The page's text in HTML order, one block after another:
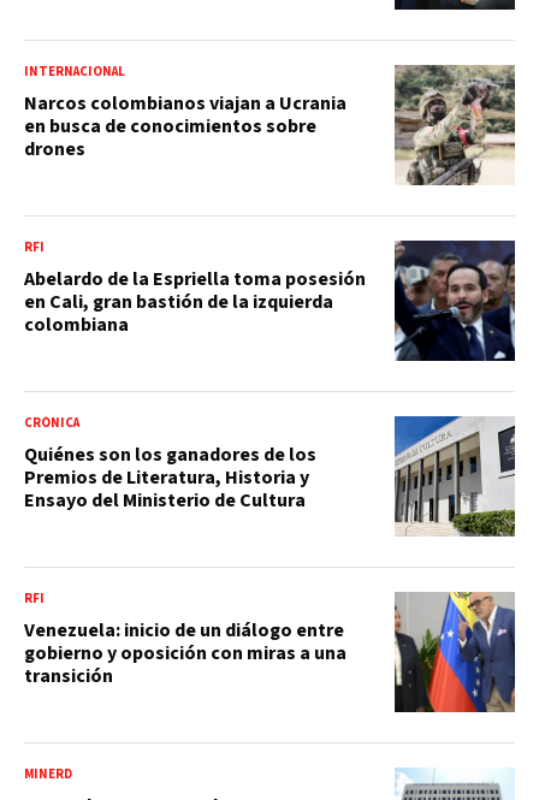
INTERNACIONAL
Narcos colombianos viajan a Ucrania
en busca de conocimientos sobre
drones
RFI
Abelardo de la Espriella toma posesión
en Cali, gran bastión de la izquierda
colombiana
CRÓNICA
Quiénes son los ganadores de los
Premios de Literatura, Historia y
Ensayo del Ministerio de Cultura
RFI
Venezuela: inicio de un diálogo entre
gobierno y oposición con miras a una
transición
MINERD